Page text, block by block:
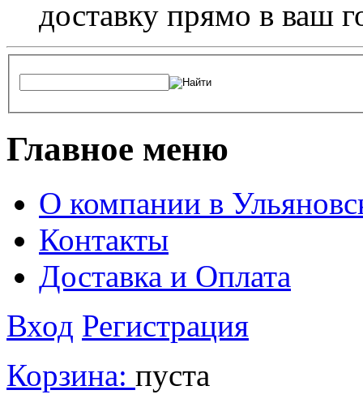
доставку прямо в ваш
Главное меню
О компании в
Контакты
Доставка и Оплата
Вход Регистрация
Корзина: пуста